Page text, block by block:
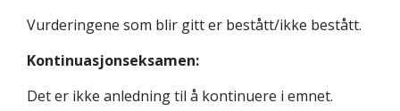
Vurderingene som blir gitt er bestått/ikke bestått.
Kontinuasjonseksamen:
Det er ikke anledning til å kontinuere i emnet.